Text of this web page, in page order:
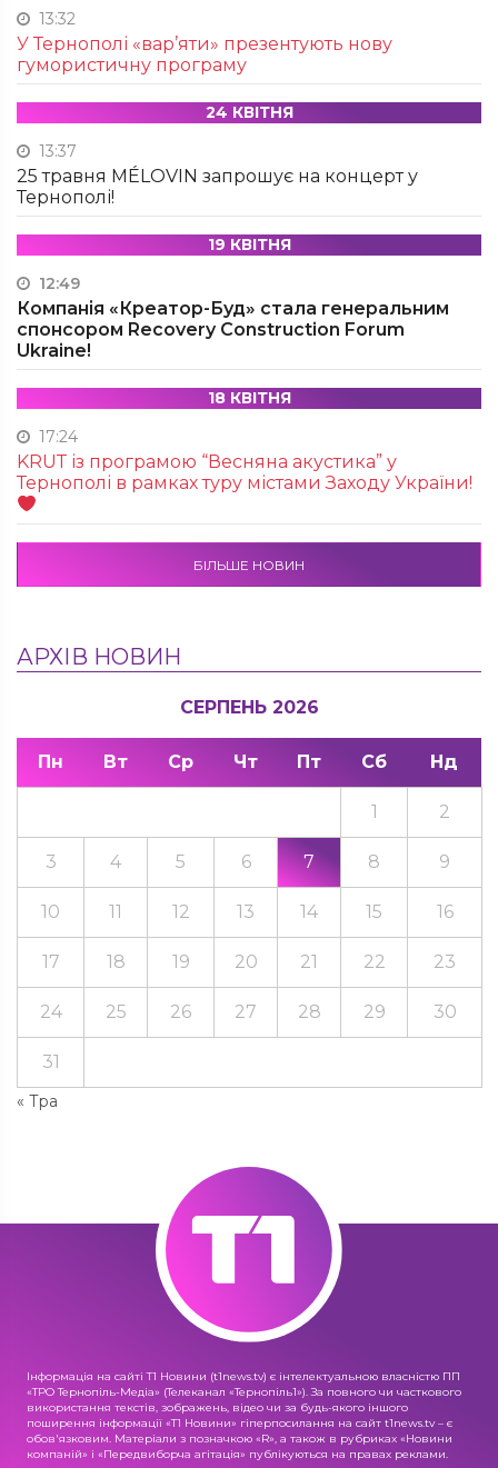
13:32
У Тернополі «вар’яти» презентують нову
гумористичну програму
24 КВІТНЯ
13:37
25 травня MÉLOVIN запрошує на концерт у
Тернополі!
19 КВІТНЯ
12:49
Компанія «Креатор-Буд» стала генеральним
спонсором Recovery Construction Forum
Ukraine!
18 КВІТНЯ
17:24
KRUТ із програмою “Весняна акустика” у
Тернополі в рамках туру містами Заходу України!
БІЛЬШЕ НОВИН
АРХІВ НОВИН
СЕРПЕНЬ 2026
Пн Вт Ср Чт Пт Сб Нд
« Тра
1 2
3 4 5 6 7 8 9
10 11 12 13 14 15 16
17 18 19 20 21 22 23
24 25 26 27 28 29 30
31
Інформація на сайті Т1 Новини (t1news.tv) є інтелектуальною власністю ПП
«ТРО Тернопіль-Медіа» (Телеканал «Тернопіль1»). За повного чи часткового
використання текстів, зображень, відео чи за будь-якого іншого
поширення інформації «Т1 Новини» гіперпосилання на сайт t1news.tv – є
обов'язковим. Матеріали з позначкою «R», а також в рубриках «Новини
компаній» і «Передвиборча агітація» публікуються на правах реклами.